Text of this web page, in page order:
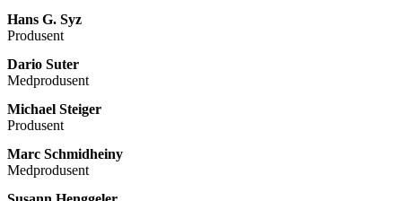
Hans G. Syz
Produsent
Dario Suter
Medprodusent
Michael Steiger
Produsent
Marc Schmidheiny
Medprodusent